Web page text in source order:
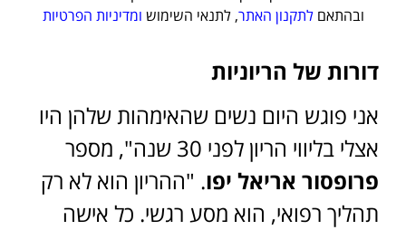
ובהתאם לתקנון האתר, לתנאי השימוש ומדיניות הפרטיות
דורות של הריוניות
אני פוגש היום נשים שהאימהות שלהן היו
אצלי בליווי הריון לפני 30 שנה", מספר
פרופסור אריאל יפו. "ההריון הוא לא רק
תהליך רפואי, הוא מסע רגשי. כל אישה